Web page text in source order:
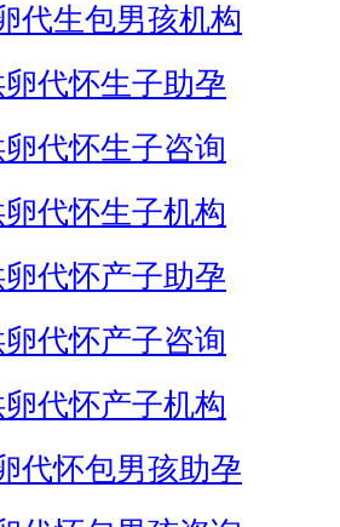
代生包男孩机构
代怀生子助孕
代怀生子咨询
代怀生子机构
代怀产子助孕
代怀产子咨询
代怀产子机构
代怀包男孩助孕